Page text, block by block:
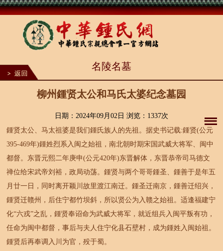
2
4
10
名陵名墓
柳州鍾贤太公和马氏太婆纪念墓园
日期：2024年09月02日 浏览： 1337次
鍾贤太公、马太祖婆是我们鍾氏族人的先祖。据史书记载:鍾贤(公元
395-469年)鍾姓烈系入闽之始祖，南北朝时期宋国武威大将军、闽中
都督。东晋元熙二年庚申(公元420年)东晋解体，东晋恭帝司马德文
禅位给宋武帝刘裕，政局动荡。鍾贤与两个哥哥鍾圣、鍾善于是年五
月廿一日，同时离开颖川故里渡江南迁。鍾圣迁南京，鍾善迁绍兴，
鍾贤迁赣州，后住宁都竹坝斜，所以贤公为入赣之始祖。适逢福建宁
化“六戎”之乱，鍾贤奉诏命为武威大将军，就近组兵入闽平叛有功，
任命为闽中都督，事后与夫人住宁化县石壁村，成为鍾姓入闽始祖。
鍾贤后再奉调入川为官，殁于蜀。